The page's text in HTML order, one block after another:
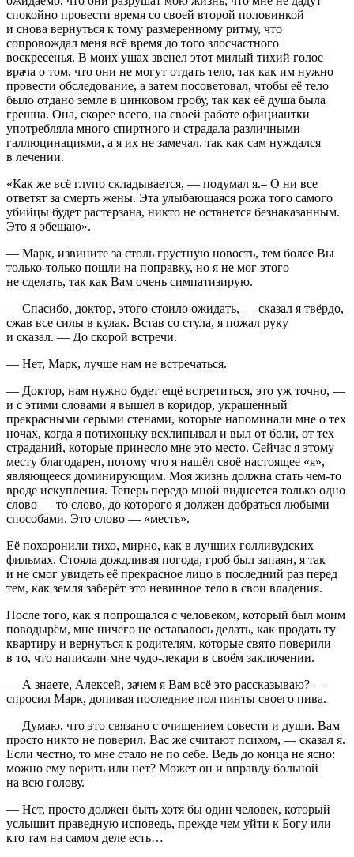
спокойно провести время со своей второй половинкой
и снова вернуться к тому размеренному ритму, что
сопровождал меня всё время до того злосчастного
воскресенья. В моих ушах звенел этот милый тихий голос
врача о том, что они не могут отдать тело, так как им нужно
провести обследование, а затем посоветовал, чтобы её тело
было отдано земле в цинковом гробу, так как её душа была
грешна. Она, скорее всего, на своей работе официантки
употребляла много спиртного и страдала различными
галлюцинациями, а я их не замечал, так как сам нуждался
в лечении.
«Как же всё глупо складывается, — подумал я.– О ни все
ответят за смерть жены. Эта улыбающаяся рожа того самого
убийцы будет растерзана, никто не останется безнаказанным.
Это я обещаю».
— Марк, извините за столь грустную новость, тем более Вы
только-только пошли на поправку, но я не мог этого
не сделать, так как Вам очень симпатизирую.
— Спасибо, доктор, этого стоило ожидать, — сказал я твёрдо,
сжав все силы в кулак. Встав со стула, я пожал руку
и сказал. — До скорой встречи.
— Нет, Марк, лучше нам не встречаться.
— Доктор, нам нужно будет ещё встретиться, это уж точно, —
и с этими словами я вышел в коридор, украшенный
прекрасными серыми стенами, которые напоминали мне о тех
ночах, когда я потихоньку всхлипывал и выл от боли, от тех
страданий, которые принесло мне это место. Сейчас я этому
месту благодарен, потому что я нашёл своё настоящее «я»,
являющееся доминирующим. Моя жизнь должна стать чем-то
вроде искупления. Теперь передо мной виднеется только одно
слово — то слово, до которого я должен добраться любыми
способами. Это слово — «месть».
Её похоронили тихо, мирно, как в лучших голливудских
фильмах. Стояла дождливая погода, гроб был запаян, я так
и не смог увидеть её прекрасное лицо в последний раз перед
тем, как земля заберёт это невинное тело в свои владения.
После того, как я попрощался с человеком, который был моим
поводырём, мне ничего не оставалось делать, как продать ту
квартиру и вернуться к родителям, которые свято поверили
в то, что написали мне чудо-лекари в своём заключении.
— А знаете, Алексей, зачем я Вам всё это рассказываю? —
спросил Марк, допивая последние пол пинты своего пива.
— Думаю, что это связано с очищением совести и души. Вам
просто никто не поверил. Вас же считают психом, — сказал я.
Если честно, то мне стало не по себе. Ведь до конца не ясно:
можно ему верить или нет? Может он и вправду больной
на всю голову.
— Нет, просто должен быть хотя бы один человек, который
услышит праведную исповедь, прежде чем уйти к Богу или
кто там на самом деле есть…